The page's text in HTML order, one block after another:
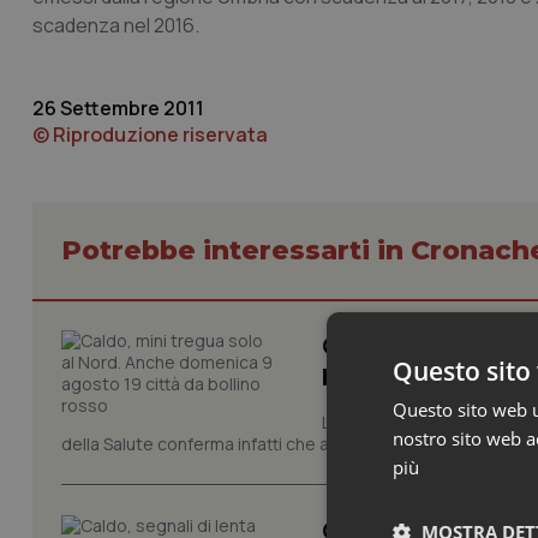
scadenza nel 2016.
26 Settembre 2011
© Riproduzione riservata
Potrebbe interessarti in
Caldo, mini
bollino rosso
La quarta ondata di
della Salute conferma infatti che anche domenica 9 agosto
Caldo, segnali di
Questo
Questo sito web
nostro sito web
più
MOSTRA